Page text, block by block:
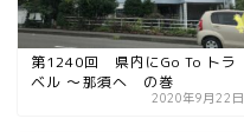
第1240回 県内にGo To トラ
ベル 〜那須へ の巻
2020年9月22日